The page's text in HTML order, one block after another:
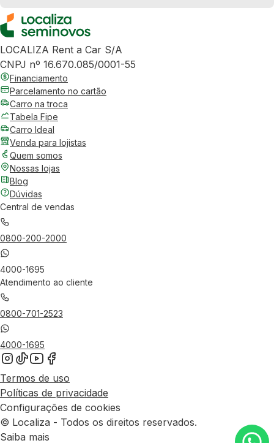
LOCALIZA Rent a Car S/A
CNPJ nº 16.670.085/0001-55
Financiamento
Parcelamento no cartão
Carro na troca
Tabela Fipe
Carro Ideal
Venda para lojistas
Quem somos
Nossas lojas
Blog
Dúvidas
Central de vendas
0800-200-2000
4000-1695
Atendimento ao cliente
0800-701-2523
4000-1695
Termos de uso
Políticas de privacidade
Configurações de cookies
© Localiza - Todos os direitos reservados.
Saiba mais